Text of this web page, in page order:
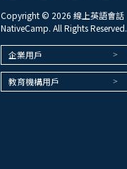
Copyright © 2026 線上英語會話
NativeCamp. All Rights Reserved.
企業用戶
教育機構用戶